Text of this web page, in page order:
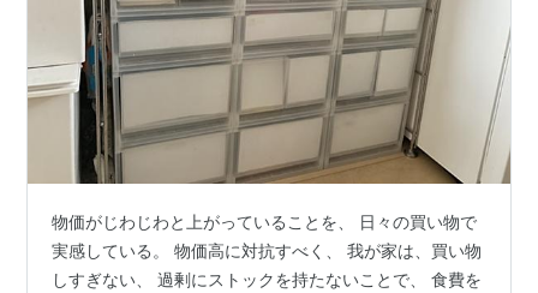
物価がじわじわと上がっていることを、 日々の買い物で
実感している。 物価高に対抗すべく、 我が家は、買い物
しすぎない、 過剰にストックを持たないことで、 食費を